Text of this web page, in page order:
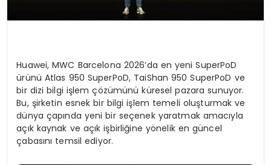
Huawei, MWC Barcelona 2026’da en yeni SuperPoD
ürünü Atlas 950 SuperPoD, TaiShan 950 SuperPoD ve
bir dizi bilgi işlem çözümünü küresel pazara sunuyor.
Bu, şirketin esnek bir bilgi işlem temeli oluşturmak ve
dünya çapında yeni bir seçenek yaratmak amacıyla
açık kaynak ve açık işbirliğine yönelik en güncel
çabasını temsil ediyor.